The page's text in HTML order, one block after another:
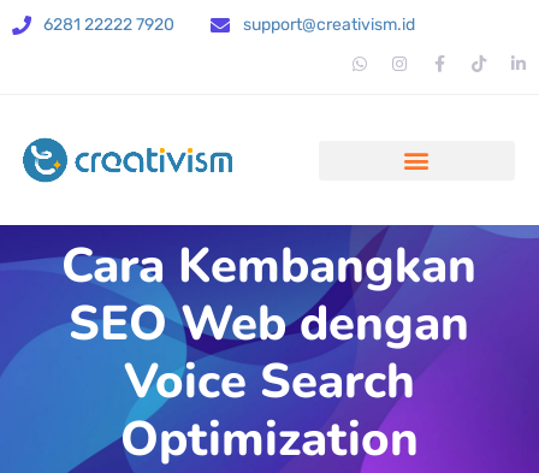
6281 22222 7920 support@creativism.id
Cara Kembangkan
SEO Web dengan
Voice Search
Optimization